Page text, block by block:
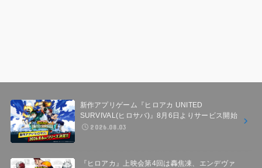
新作アプリゲーム『ヒロアカ UNITED
SURVIVAL(ヒロサバ)』8月6日よりサービス開始
2026.08.03
『ヒロアカ』上映会第4回は轟焦凍、エンデヴァ